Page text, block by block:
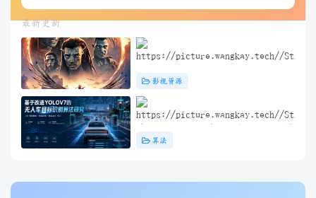
最新更新
中英双字 夸克&度盘&迅雷下载
影视资源
法研究（问答）
算法